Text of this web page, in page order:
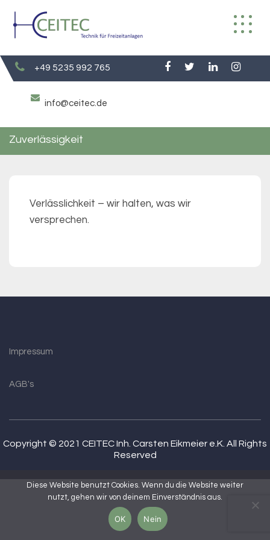
content
+49 5235 992 765
info@ceitec.de
Zuverlässigkeit
Verlässlichkeit – wir halten, was wir
versprechen.
Impressum
AGB's
Copyright © 2021 CEITEC Inh. Carsten Eikmeier e.K. All Rights
Reserved
Diese Website benutzt Cookies. Wenn du die Website weiter
nutzt, gehen wir von deinem Einverständnis aus.
OK Nein